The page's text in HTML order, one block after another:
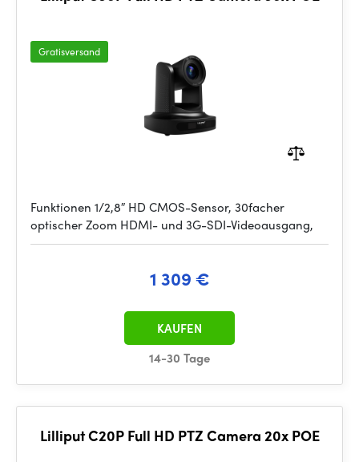
Gratisversand
Funktionen 1/2,8″ HD CMOS-Sensor, 30facher
optischer Zoom HDMI- und 3G-SDI-Videoausgang,
1 309 €
14-30 Tage
KAUFEN
Lilliput C20P Full HD PTZ Camera 20x POE